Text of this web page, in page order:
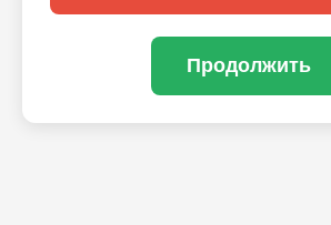
Продолжить